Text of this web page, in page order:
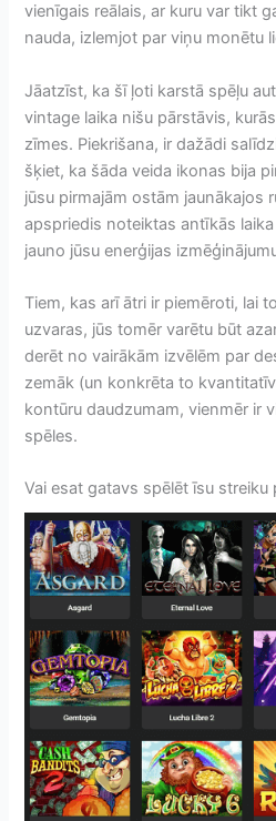
vienīgais reālais, ar kuru var tikt
nauda, ​​izlemjot par viņu monētu
Jāatzīst, ka šī ļoti karstā spēļu
vintage laika nišu pārstāvis,
zīmes. Piekrišana, ir dažādi
šķiet, ka šāda veida ikonas bija
jūsu pirmajām ostām jaunākajos
apspriedis noteiktas antīkās
jauno jūsu enerģijas
Tiem, kas arī ātri ir piemēroti, lai
uzvaras, jūs tomēr varētu būt
derēt no vairākām izvēlēm par
zemāk (un konkrēta to
kontūru daudzumam, vienmēr ir
spēles.
Vai esat gatavs spēlēt īsu streiku